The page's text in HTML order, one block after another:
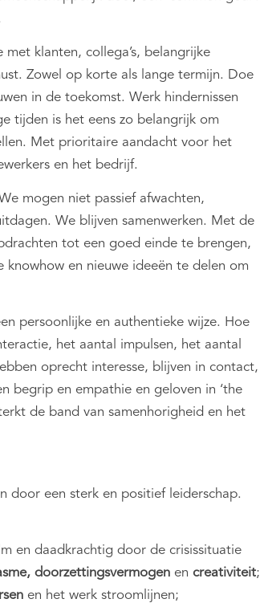
met klanten, collega’s, belangrijke
Zowel op korte als lange termijn. Doe
in de toekomst. Werk hindernissen
tijden is het eens zo belangrijk om
Met prioritaire aandacht voor het
en het bedrijf.
mogen niet passief afwachten,
We blijven samenwerken. Met de
tot een goed einde te brengen,
knowhow en nieuwe ideeën te delen om
persoonlijke en authentieke wijze. Hoe
het aantal impulsen, het aantal
oprecht interesse, blijven in contact,
begrip en empathie en geloven in ‘the
de band van samenhorigheid en het
door een sterk en positief leiderschap.
en daadkrachtig door de crisissituatie
doorzettingsvermogen en creativiteit;
en het werk stroomlijnen;